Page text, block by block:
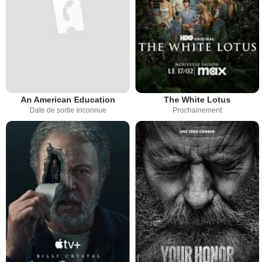
An American Education
Date de sortie inconnue
The White Lotus
Prochainement